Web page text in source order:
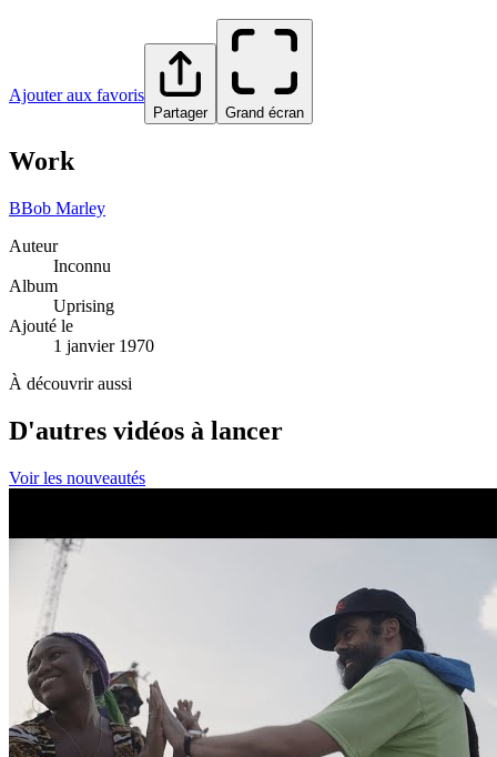
Ajouter aux favoris
Partager Grand écran
Work
BBob Marley
Auteur
Inconnu
Album
Uprising
Ajouté le
1 janvier 1970
À découvrir aussi
D'autres vidéos à lancer
Voir les nouveautés